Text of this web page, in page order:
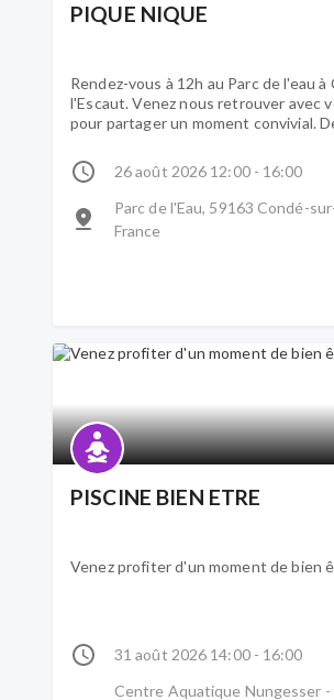
PIQUE NIQUE
Rendez-vous à 12h au Parc de l'eau à
l'Escaut. Venez nous retrouver avec
pour partager un moment convivial.
26 août 2026 12:00 - 16:00
Parc de l'Eau, 59163 Condé-
France
PISCINE BIEN ETRE
Venez profiter d'un moment de bien
31 août 2026 14:00 - 16:00
Centre Aquatique Nungesser -